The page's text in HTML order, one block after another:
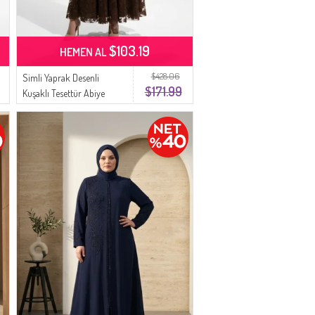
$428.06
$171.99
Simli Yaprak Desenli
Kuşaklı Tesettür Abiye
Elbise 5850-05 Kahverengi
HEMEN AL$103.19